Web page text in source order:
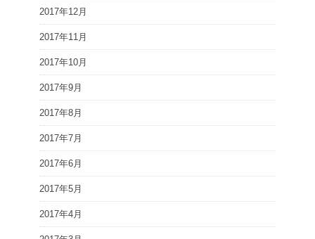
2017年12月
2017年11月
2017年10月
2017年9月
2017年8月
2017年7月
2017年6月
2017年5月
2017年4月